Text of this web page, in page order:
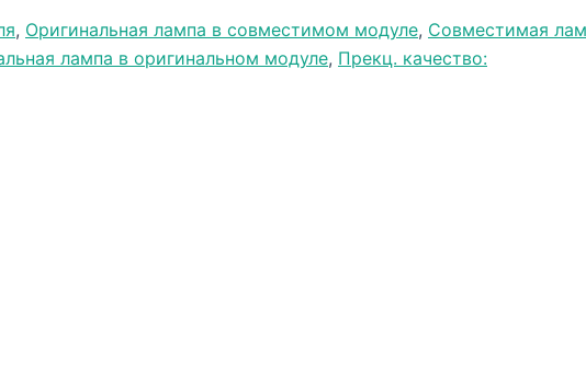
, Оригинальная лампа в совместимом модуле, Совместимая
лампа в оригинальном модуле, Прекц. качество: